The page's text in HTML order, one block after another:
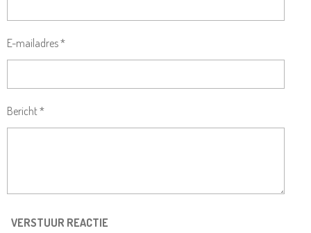
E-mailadres *
Bericht *
VERSTUUR REACTIE